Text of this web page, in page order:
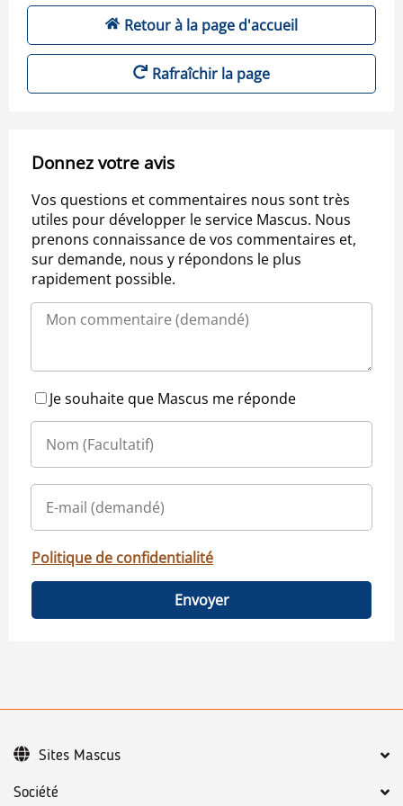
Retour à la page d'accueil
Rafraîchir la page
Donnez votre avis
Vos questions et commentaires nous sont très
utiles pour développer le service Mascus. Nous
prenons connaissance de vos commentaires et,
sur demande, nous y répondons le plus
rapidement possible.
Je souhaite que Mascus me réponde
Politique de confidentialité
Envoyer
Société
Sites Mascus